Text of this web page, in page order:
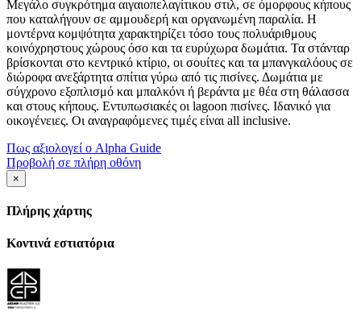
Μεγάλο συγκρότημα αιγαιοπελαγίτικου στιλ, σε όμορφους κήπους
που καταλήγουν σε αμμουδερή και οργανωμένη παραλία. Η
μοντέρνα κομψότητα χαρακτηρίζει τόσο τους πολυάριθμους
κοινόχρηστους χώρους όσο και τα ευρύχωρα δωμάτια. Τα στάνταρ
βρίσκονται στο κεντρικό κτίριο, οι σουίτες και τα μπανγκαλόους σε
διώροφα ανεξάρτητα σπίτια γύρω από τις πισίνες. Δωμάτια με
σύγχρονο εξοπλισμό και μπαλκόνι ή βεράντα με θέα στη θάλασσα
και στους κήπους. Εντυπωσιακές οι lagoon πισίνες. Ιδανικό για
οικογένειες. Οι αναγραφόμενες τιμές είναι all inclusive.
Πως αξιολογεί ο Alpha Guide
Προβολή σε πλήρη οθόνη
×
Πλήρης χάρτης
Κοντινά εστιατόρια